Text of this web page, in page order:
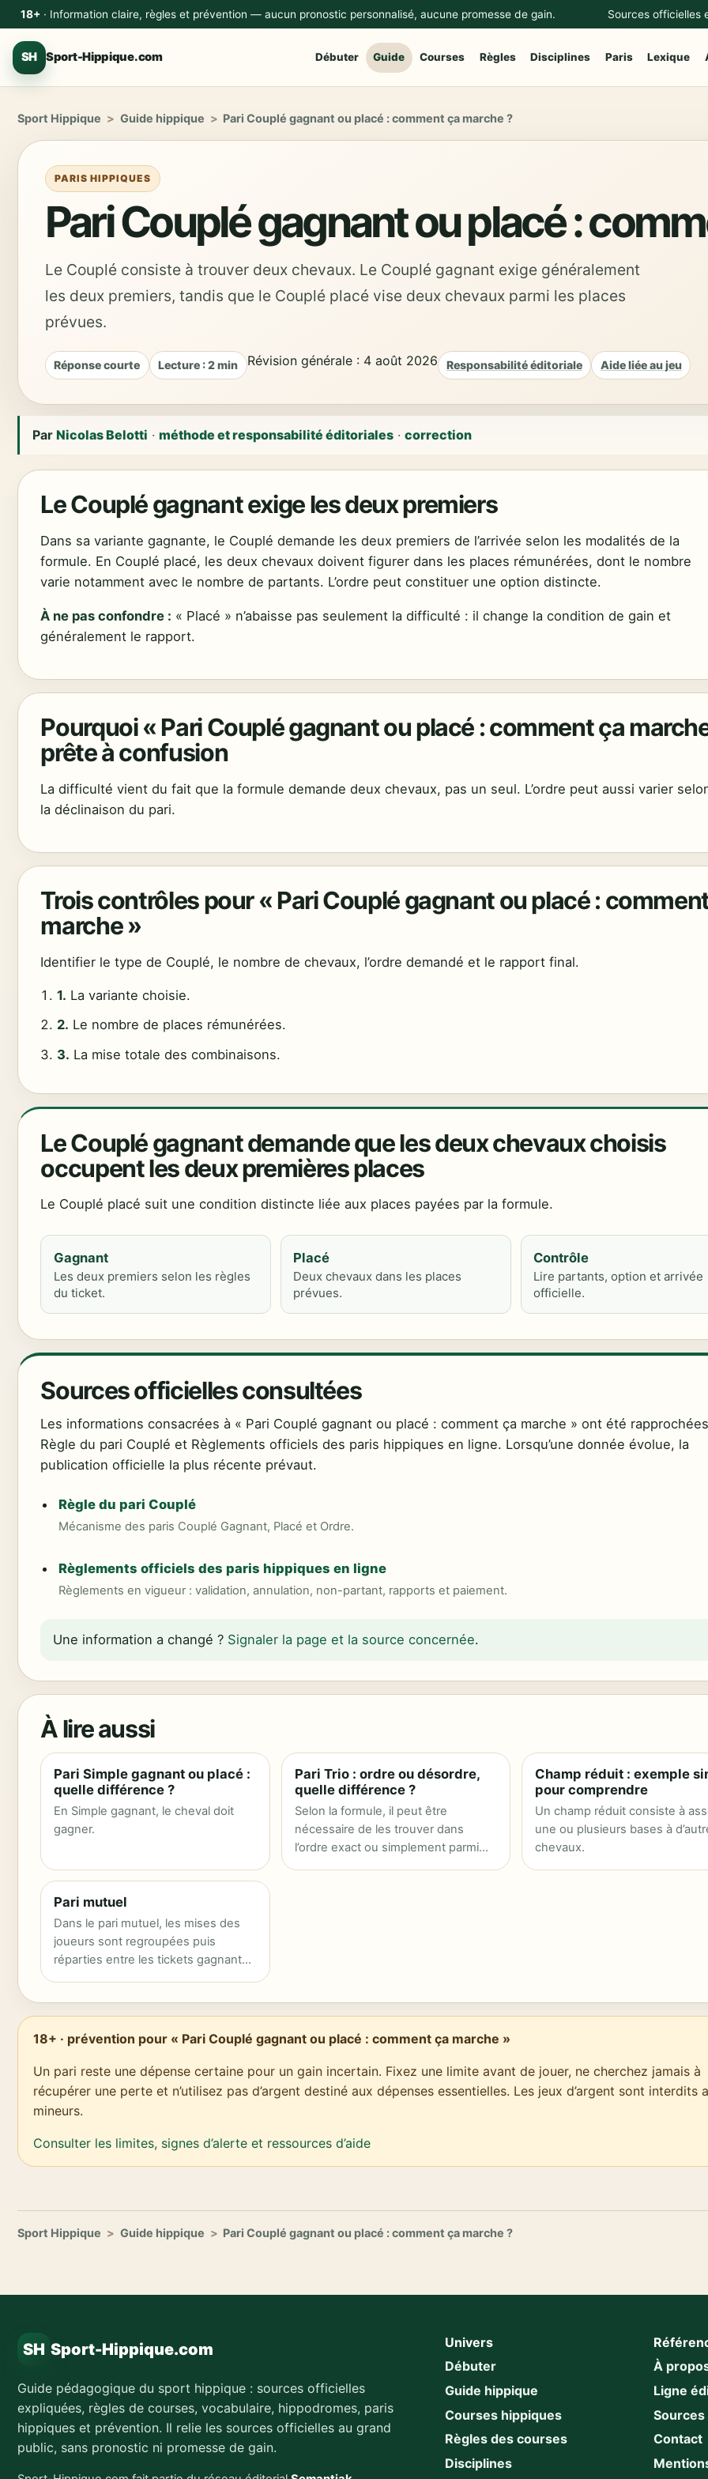
18+· Information claire, règles et prévention — aucun pronostic personnalisé, aucune promesse de gain. Sources officielles
SH Sport-Hippique.com Débuter Guide Courses Règles Disciplines Paris Lexique
Sport Hippique > Guide hippique > Pari Couplé gagnant ou placé : comment ça marche ?
PARIS HIPPIQUES
Pari Couplé gagnant ou placé :
Le Couplé consiste à trouver deux chevaux. Le Couplé gagnant exige généralement
les deux premiers, tandis que le Couplé placé vise deux chevaux parmi les places
prévues.
Réponse courte Lecture : 2 min Révision générale : 4 août 2026 Responsabilité éditoriale Aide liée au jeu
ParNicolas Belotti ·méthode et responsabilité éditoriales ·correction
Le Couplé gagnant exige les deux premiers
Dans sa variante gagnante, le Couplé demande les deux premiers de l’arrivée selon les modalités de la
formule. En Couplé placé, les deux chevaux doivent figurer dans les places rémunérées, dont le nombre
varie notamment avec le nombre de partants. L’ordre peut constituer une option distincte.
À ne pas confondre : « Placé » n’abaisse pas seulement la difficulté : il change la condition de gain et
généralement le rapport.
Pourquoi « Pari Couplé gagnant ou placé : comment ça
prête à confusion
La difficulté vient du fait que la formule demande deux chevaux, pas un seul. L’ordre peut aussi varier
la déclinaison du pari.
Trois contrôles pour « Pari Couplé gagnant ou placé :
marche »
Identifier le type de Couplé, le nombre de chevaux, l’ordre demandé et le rapport final.
1. La variante choisie.
2. Le nombre de places rémunérées.
3. La mise totale des combinaisons.
Le Couplé gagnant demande que les deux chevaux choisis
occupent les deux premières places
Le Couplé placé suit une condition distincte liée aux places payées par la formule.
Gagnant
Les deux premiers selon les règles
du ticket.
Placé
Deux chevaux dans les places
prévues.
Contrôle
Lire partants, option et arrivée
officielle.
Sources officielles consultées
Les informations consacrées à « Pari Couplé gagnant ou placé : comment ça marche » ont été
Règle du pari Couplé et Règlements officiels des paris hippiques en ligne. Lorsqu’une donnée évolue, la
publication officielle la plus récente prévaut.
Règle du pari Couplé
Mécanisme des paris Couplé Gagnant, Placé et Ordre.
Règlements officiels des paris hippiques en ligne
Règlements en vigueur : validation, annulation, non-partant, rapports et paiement.
Une information a changé ? Signaler la page et la source concernée.
À lire aussi
Pari Simple gagnant ou placé :
quelle différence ?
En Simple gagnant, le cheval doit
gagner.
Pari Trio : ordre ou désordre,
quelle différence ?
Selon la formule, il peut être
nécessaire de les trouver dans
l’ordre exact ou simplement parmi
Champ réduit : exemple
pour comprendre
Un champ réduit consiste à
une ou plusieurs bases à
chevaux.
Pari mutuel
Dans le pari mutuel, les mises des
joueurs sont regroupées puis
réparties entre les tickets gagnants
18+ · prévention pour « Pari Couplé gagnant ou placé : comment ça marche »
Un pari reste une dépense certaine pour un gain incertain. Fixez une limite avant de jouer, ne cherchez jamais à
récupérer une perte et n’utilisez pas d’argent destiné aux dépenses essentielles. Les jeux d’argent sont interdits
mineurs.
Consulter les limites, signes d’alerte et ressources d’aide
Sport Hippique > Guide hippique > Pari Couplé gagnant ou placé : comment ça marche ?
SH Sport-Hippique.com
Guide pédagogique du sport hippique : sources officielles
expliquées, règles de courses, vocabulaire, hippodromes, paris
hippiques et prévention. Il relie les sources officielles au grand
public, sans pronostic ni promesse de gain.
Univers
Débuter
Guide hippique
Courses hippiques
Règles des courses
Disciplines
À
Ligne
Sources
Contact